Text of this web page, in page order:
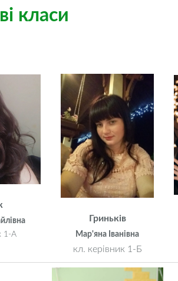
класи
1-А
Гриньків
Мар'яна Іванівна
кл. керівник 1-Б